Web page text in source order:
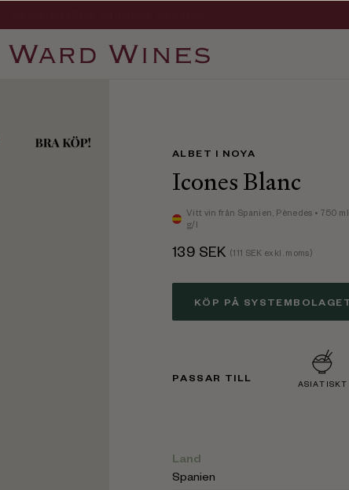
Så går det till när du handlar våra viner.
ALBET I NOYA
Icones Blanc
Vitt vin från Spanien, Pènedes • 750 ml
g/l
139 SEK (111 SEK exkl. moms)
KÖP PÅ SYSTEMBOLAGET
PASSAR TILL
ASIATISKT
Land
Spanien